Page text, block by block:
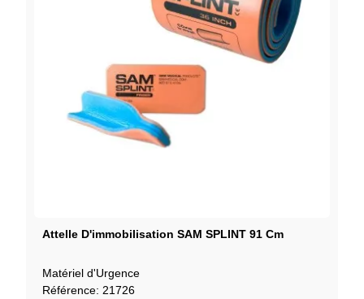
Attelle D'immobilisation SAM SPLINT 91 Cm
Matériel d'Urgence
Référence: 21726